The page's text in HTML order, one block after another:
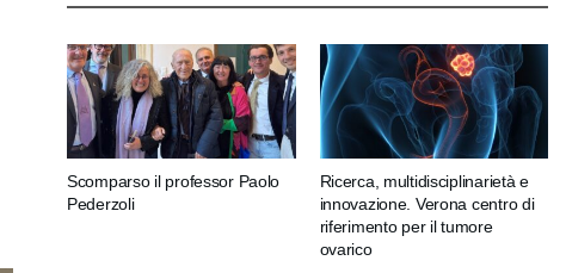
Scomparso il professor Paolo
Pederzoli
Ricerca, multidisciplinarietà e
innovazione. Verona centro di
riferimento per il tumore
ovarico